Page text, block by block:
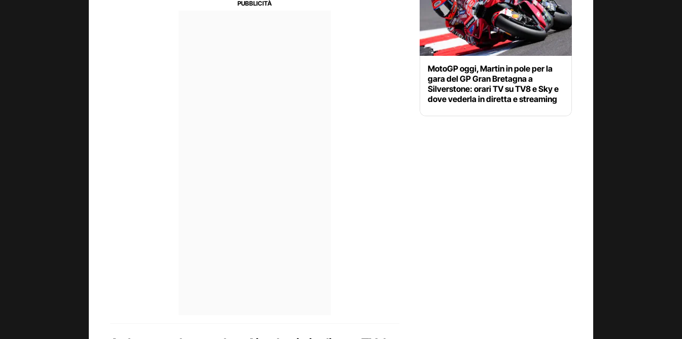
MotoGP oggi, Martin in pole per la
gara del GP Gran Bretagna a
Silverstone: orari TV su TV8 e Sky e
dove vederla in diretta e streaming